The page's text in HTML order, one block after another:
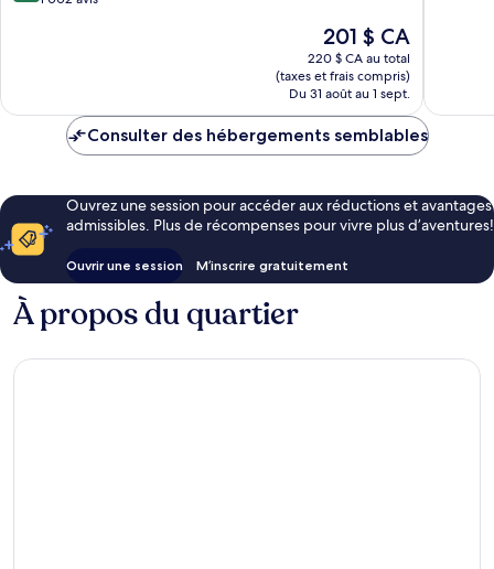
Le
prix
est
de
201 $ CA
201 $ CA
220 $ CA au total
(taxes et frais compris)
Du 31 août au 1 sept.
Consulter des hébergements semblables
Ouvrez une session pour accéder aux réductions et avantages
admissibles. Plus de récompenses pour vivre plus d’aventures!
Ouvrir une session M’inscrire gratuitement
À propos du quartier